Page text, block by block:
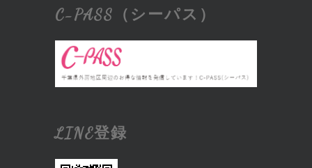
C-PASS（シーパス）
LINE登録